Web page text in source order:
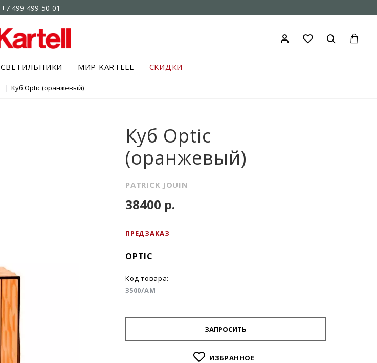
+7 499-499-50-01
СВЕТИЛЬНИКИ МИР KARTELL СКИДКИ
Куб Optic (оранжевый)
Куб Optic
(оранжевый)
PATRICK JOUIN
ПРЕДЗАКАЗ
OPTIC
Код товара:
3500/AM
38400 р.
ЗАПРОСИТЬ
ИЗБРАННОЕ